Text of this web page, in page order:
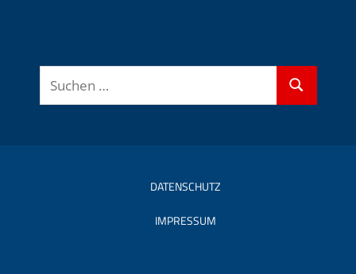
Suchen
nach:
Suchen
DATENSCHUTZ
IMPRESSUM